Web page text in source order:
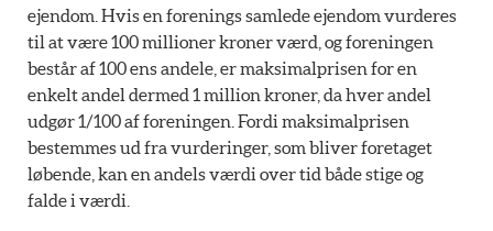
ejendom. Hvis en forenings samlede ejendom vurderes
til at være 100 millioner kroner værd, og foreningen
består af 100 ens andele, er maksimalprisen for en
enkelt andel dermed 1 million kroner, da hver andel
udgør 1/100 af foreningen. Fordi maksimalprisen
bestemmes ud fra vurderinger, som bliver foretaget
løbende, kan en andels værdi over tid både stige og
falde i værdi.